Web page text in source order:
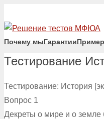
Почему мыГарантии
Тестирование
Тестирование: История
Вопрос 1
Декреты о мире и о